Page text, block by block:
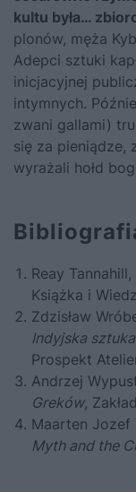
kultu była…
plonów, męża
Adepci sztuki
inicjacyjnej
intymnych.
zwani gallami)
się za pieniądze,
wyrażali hołd
Reay Tannahill,
Książka i
Zdzisław
Indyjska
Prospekt
Andrzej
Greków,
Maarten Jozef
Myth and the